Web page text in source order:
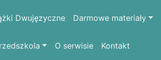
Dwujęzyczne Darmowe materiały
O serwisie Kontakt